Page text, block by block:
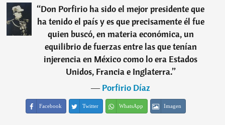
“Don Porfirio ha sido el mejor presidente que
ha tenido el país y es que precisamente él fue
quien buscó, en materia económica, un
equilibrio de fuerzas entre las que tenían
injerencia en México como lo era Estados
Unidos, Francia e Inglaterra.”
―Porfirio Díaz
Facebook Twitter WhatsApp Imagen